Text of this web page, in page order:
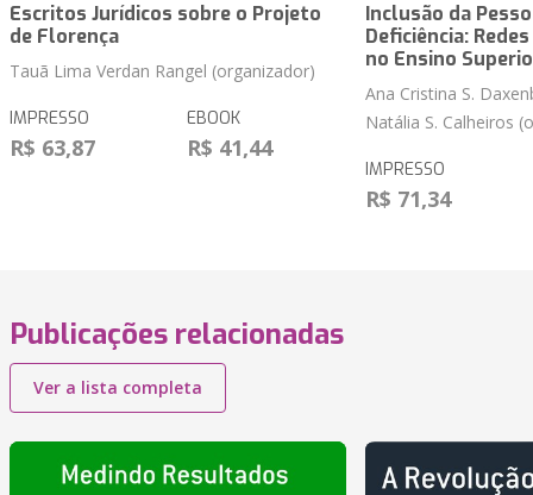
Escritos Jurídicos sobre o Projeto
de Florença
Tauã Lima Verdan Rangel (organizador)
IMPRESSO
R$ 63,87
EBOOK
R$ 41,44
Inclusão da
Deficiência:
no Ensino
Ana Cristina S.
Natália S. Calheiros
IMPRESSO
R$ 71,34
Publicações relacionadas
Ver a lista completa